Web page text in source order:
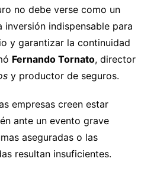
no debe verse como un
inversión indispensable para
y garantizar la continuidad
Fernando Tornato, director
y productor de seguros.
empresas creen estar
ante un evento grave
aseguradas o las
resultan insuficientes.